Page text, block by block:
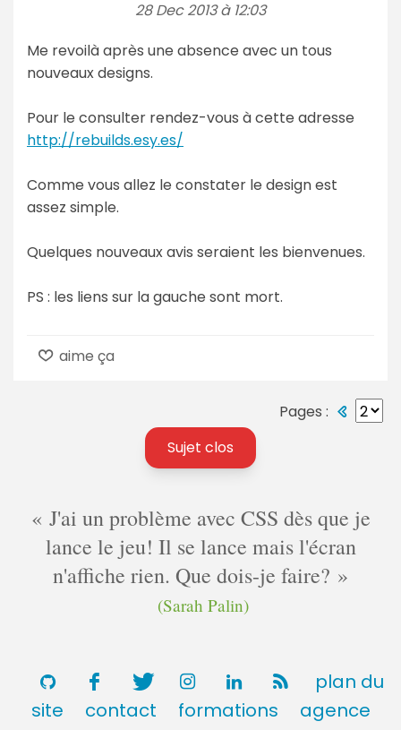
28 Dec 2013 à 12:03
Me revoilà après une absence avec un tous
nouveaux designs.
Pour le consulter rendez-vous à cette adresse
http://rebuilds.esy.es/
Comme vous allez le constater le design est
assez simple.
Quelques nouveaux avis seraient les bienvenues.
PS : les liens sur la gauche sont mort.
aime ça
Pages :
Sujet clos
J'ai un problème avec CSS dès que je
lance le jeu! Il se lance mais l'écran
n'affiche rien. Que dois-je faire?
(Sarah Palin)
plan du
site
contact formations
agence